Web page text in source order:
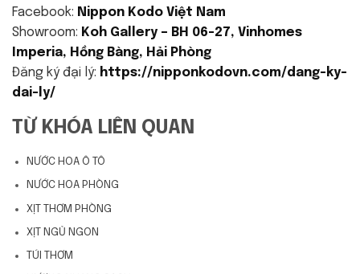
Facebook: Nippon Kodo Việt Nam
Showroom: Koh Gallery – BH 06-27, Vinhomes
Imperia, Hồng Bàng, Hải Phòng
Đăng ký đại lý: https://nipponkodovn.com/dang-ky-
dai-ly/
TỪ KHÓA LIÊN QUAN
NƯỚC HOA Ô TÔ
NƯỚC HOA PHÒNG
XỊT THƠM PHÒNG
XỊT NGỦ NGON
TÚI THƠM